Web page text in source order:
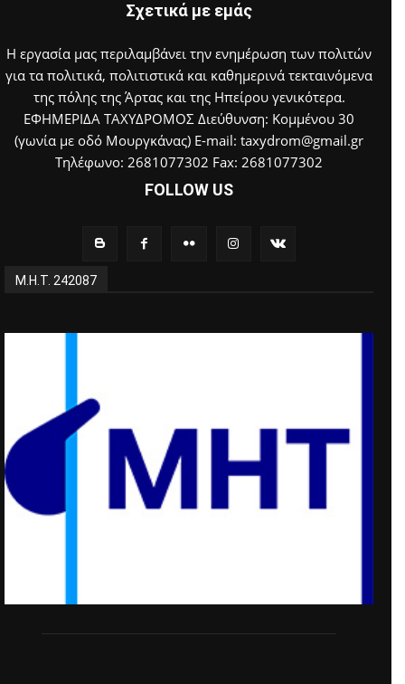
Σχετικά με εμάς
Η εργασία μας περιλαμβάνει την ενημέρωση των πολιτών
για τα πολιτικά, πολιτιστικά και καθημερινά τεκταινόμενα
της πόλης της Άρτας και της Ηπείρου γενικότερα.
ΕΦΗΜΕΡΙΔΑ ΤΑΧΥΔΡΟΜΟΣ Διεύθυνση: Κομμένου 30
(γωνία με οδό Μουργκάνας) E-mail: taxydrom@gmail.gr
Τηλέφωνο: 2681077302 Fax: 2681077302
FOLLOW US
Μ.Η.Τ. 242087